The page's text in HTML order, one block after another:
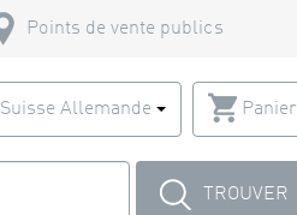
Points de vente publics
Suisse Allemande Panier
TROUVER